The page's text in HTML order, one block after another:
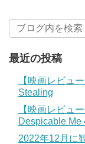
最近の投稿
【映画レビュ
Stealing
【映画レビュ
Despicable Me
2022年12月に